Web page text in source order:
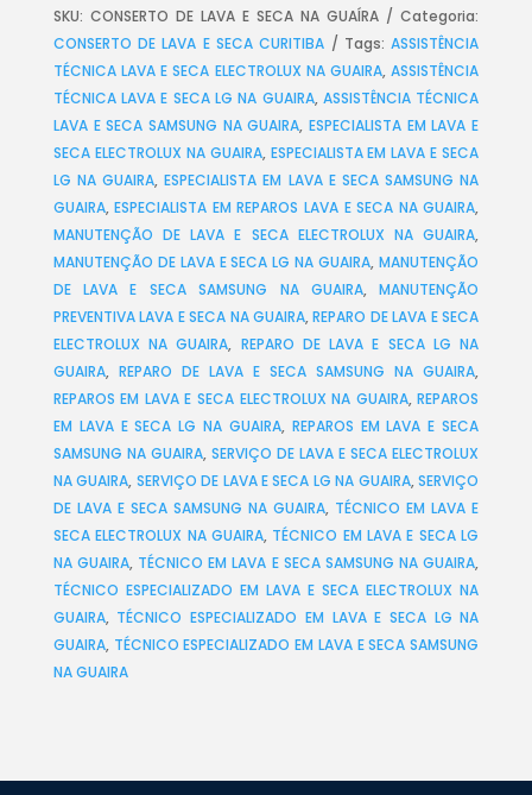
SKU: CONSERTO DE LAVA E SECA NA GUAÍRA
Categoria:
CONSERTO DE LAVA E SECA CURITIBA
Tags:ASSISTÊNCIA
TÉCNICA LAVA E SECA ELECTROLUX NA GUAIRA,ASSISTÊNCIA
TÉCNICA LAVA E SECA LG NA GUAIRA, ASSISTÊNCIA TÉCNICA
LAVA E SECA SAMSUNG NA GUAIRA,ESPECIALISTA EM LAVA E
SECA ELECTROLUX NA GUAIRA, ESPECIALISTA EM LAVA E SECA
LG NA GUAIRA,ESPECIALISTA EM LAVA E SECA SAMSUNG NA
GUAIRA,ESPECIALISTA EM REPAROS LAVA E SECA NA GUAIRA,
MANUTENÇÃO DE LAVA E SECA ELECTROLUX NA GUAIRA,
MANUTENÇÃO DE LAVA E SECA LG NA GUAIRA,MANUTENÇÃO
DE LAVA E SECA SAMSUNG NA GUAIRA,MANUTENÇÃO
PREVENTIVA LAVA E SECA NA GUAIRA,REPARO DE LAVA E SECA
ELECTROLUX NA GUAIRA, REPARO DE LAVA E SECA LG NA
GUAIRA, REPARO DE LAVA E SECA SAMSUNG NA GUAIRA,
REPAROS EM LAVA E SECA ELECTROLUX NA GUAIRA,REPAROS
EM LAVA E SECA LG NA GUAIRA, REPAROS EM LAVA E SECA
SAMSUNG NA GUAIRA, SERVIÇO DE LAVA E SECA ELECTROLUX
NA GUAIRA, SERVIÇO DE LAVA E SECA LG NA GUAIRA,SERVIÇO
DE LAVA E SECA SAMSUNG NA GUAIRA, TÉCNICO EM LAVA E
SECA ELECTROLUX NA GUAIRA, TÉCNICO EM LAVA E SECA LG
NA GUAIRA, TÉCNICO EM LAVA E SECA SAMSUNG NA GUAIRA,
TÉCNICO ESPECIALIZADO EM LAVA E SECA ELECTROLUX NA
GUAIRA, TÉCNICO ESPECIALIZADO EM LAVA E SECA LG NA
GUAIRA, TÉCNICO ESPECIALIZADO EM LAVA E SECA SAMSUNG
NA GUAIRA